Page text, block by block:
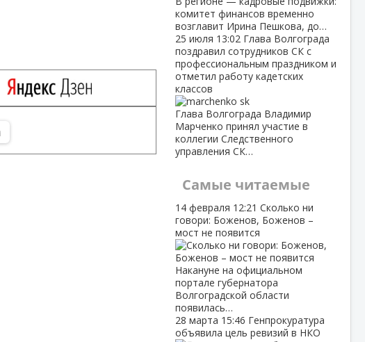
комитет финансов временно
возглавит Ирина Пешкова, до…
25 июля 13:02 Глава Волгограда
поздравил сотрудников СК с
профессиональным праздником и
отметил работу кадетских
классов
Глава Волгограда Владимир
Марченко принял участие в
коллегии Следственного
управления СК…
Самые читаемые
14 февраля 12:21 Сколько ни
говори: Боженов, Боженов –
мост не появится
Накануне на официальном
портале губернатора
Волгоградской области
появилась…
28 марта 15:46 Генпрокуратура
объявила цель ревизий в НКО